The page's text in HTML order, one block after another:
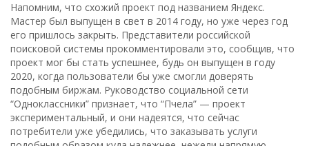
Напомним, что схожий проект под названием Яндекс.
Мастер был выпущен в свет в 2014 году, но уже через год
его пришлось закрыть. Представители российской
поисковой системы прокомментировали это, сообщив, что
проект мог бы стать успешнее, будь он выпущен в году
2020, когда пользователи бы уже смогли доверять
подобным биржам. Руководство социальной сети
“Одноклассники” признает, что “Пчела” — проект
экспериментальный, и они надеятся, что сейчас
потребители уже убедились, что заказывать услуги